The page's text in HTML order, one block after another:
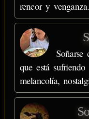
rencor y
Soñarse
que está sufriendo
melancolía,